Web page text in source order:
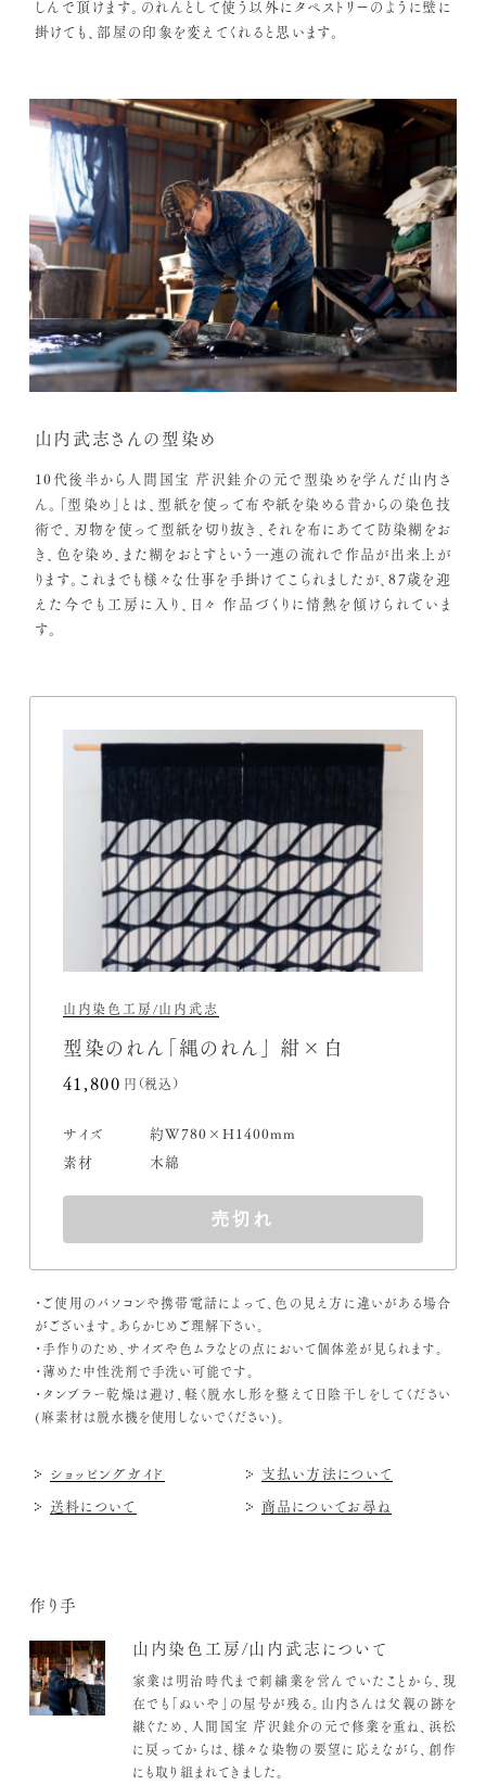
しんで頂けます。のれんとして使う以外にタペストリーのように壁に
掛けても、部屋の印象を変えてくれると思います。
山内武志さんの型染め
10代後半から人間国宝 芹沢銈介の元で型染めを学んだ山内さ
ん。「型染め」とは、型紙を使って布や紙を染める昔からの染色技
術で、刃物を使って型紙を切り抜き、それを布にあてて防染糊をお
き、色を染め、また糊をおとすという一連の流れで作品が出来上が
ります。これまでも様々な仕事を手掛けてこられましたが、87歳を迎
えた今でも工房に入り、日々 作品づくりに情熱を傾けられていま
す。
山内染色工房/山内武志
型染のれん「縄のれん」 紺×白
41,800円(税込)
サイズ
約W780×H1400mm
素材
木綿
売切れ
・ご使用のパソコンや携帯電話によって、色の見え方に違いがある場合
がございます。あらかじめご理解下さい。
・手作りのため、サイズや色ムラなどの点において個体差が見られます。
・薄めた中性洗剤で手洗い可能です。
・タンブラー乾燥は避け、軽く脱水し形を整えて日陰干しをしてください
(麻素材は脱水機を使用しないでください)。
ショッピングガイド
支払い方法について
送料について
商品についてお尋ね
作り手
山内染色工房/山内武志について
家業は明治時代まで刺繍業を営んでいたことから、現
在でも「ぬいや」の屋号が残る。山内さんは父親の跡を
継ぐため、人間国宝 芹沢銈介の元で修業を重ね、浜松
に戻ってからは、様々な染物の要望に応えながら、創作
にも取り組まれてきました。